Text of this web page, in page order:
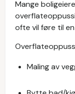
Mange
ofte vil føre til
Maling av